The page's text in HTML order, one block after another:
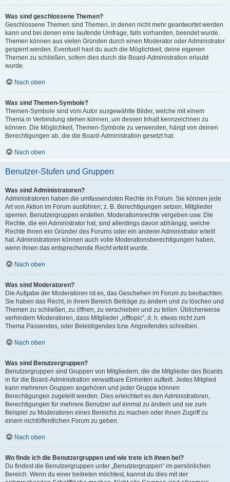
Was sind geschlossene Themen?
Geschlossene Themen sind Themen, in denen nicht mehr geantwortet werden
kann und bei denen eine laufende Umfrage, falls vorhanden, beendet wurde.
Themen können aus vielen Gründen durch einen Moderator oder Administrator
gesperrt werden. Eventuell hast du auch die Möglichkeit, deine eigenen
Themen zu schließen, sofern dies durch die Board-Administration erlaubt
wurde.
Nach oben
Was sind Themen-Symbole?
Themen-Symbole sind vom Autor ausgewählte Bilder, welche mit einem
Thema in Verbindung stehen können, um dessen Inhalt kennzeichnen zu
können. Die Möglichkeit, Themen-Symbole zu verwenden, hängt von deinen
Berechtigungen ab, die die Board-Administration gesetzt hat.
Nach oben
Benutzer-Stufen und Gruppen
Was sind Administratoren?
Administratoren haben die umfassendsten Rechte im Forum. Sie können jede
Art von Aktion im Forum ausführen; z. B. Berechtigungen setzen, Mitglieder
sperren, Benutzergruppen erstellen, Moderationsrechte vergeben usw. Die
Rechte, die ein Administrator hat, sind allerdings davon abhängig, welche
Rechte ihnen ein Gründer des Forums oder ein anderer Administrator erteilt
hat. Administratoren können auch volle Moderationsberechtigungen haben,
wenn ihnen das entsprechende Recht erteilt wurde.
Nach oben
Was sind Moderatoren?
Die Aufgabe der Moderatoren ist es, das Geschehen im Forum zu beobachten.
Sie haben das Recht, in ihrem Bereich Beiträge zu ändern und zu löschen und
Themen zu schließen, zu öffnen, zu verschieben und zu teilen. Üblicherweise
verhindern Moderatoren, dass Mitglieder „offtopic“, d. h. etwas nicht zum
Thema Passendes, oder Beleidigendes bzw. Angreifendes schreiben.
Nach oben
Was sind Benutzergruppen?
Benutzergruppen sind Gruppen von Mitgliedern, die die Mitglieder des Boards
in für die Board-Administration verwaltbare Einheiten aufteilt. Jedes Mitglied
kann mehreren Gruppen angehören und jeder Gruppe können
Berechtigungen zugeteilt werden. Dies erleichtert es den Administratoren,
Berechtigungen für mehrere Benutzer auf einmal zu ändern und sie zum
Beispiel zu Moderatoren eines Bereichs zu machen oder ihnen Zugriff zu
einem nichtöffentlichen Forum zu geben.
Nach oben
Wo finde ich die Benutzergruppen und wie trete ich ihnen bei?
Du findest die Benutzergruppen unter „Benutzergruppen“ im persönlichen
Bereich. Wenn du einer beitreten möchtest, kannst du dies mit der